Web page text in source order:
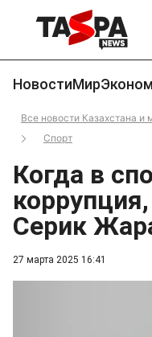
НовостиМир
Все новости Казахстана и
Спорт
27 марта 2025 16:41
Когда в
Серик